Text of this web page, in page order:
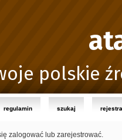
polskie
regulamin szukaj
zalogować lub zarejestrować.